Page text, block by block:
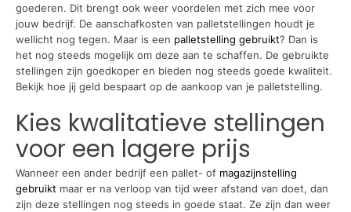
goederen. Dit brengt ook weer voordelen met zich mee voor
jouw bedrijf. De aanschafkosten van palletstellingen houdt je
wellicht nog tegen. Maar is een palletstelling gebruikt? Dan is
het nog steeds mogelijk om deze aan te schaffen. De gebruikte
stellingen zijn goedkoper en bieden nog steeds goede kwaliteit.
Bekijk hoe jij geld bespaart op de aankoop van je palletstelling.
Kies kwalitatieve stellingen
voor een lagere prijs
Wanneer een ander bedrijf een pallet- of magazijnstelling
gebruikt maar er na verloop van tijd weer afstand van doet, dan
zijn deze stellingen nog steeds in goede staat. Ze zijn dan weer